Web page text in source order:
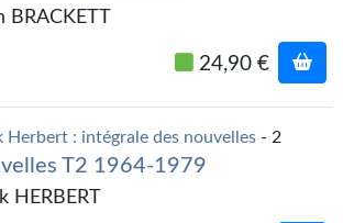
Heure-Lumière
BRACKETT
24,90 €
Herbert : intégrale des nouvelles - 2
T2 1964-1979
HERBERT